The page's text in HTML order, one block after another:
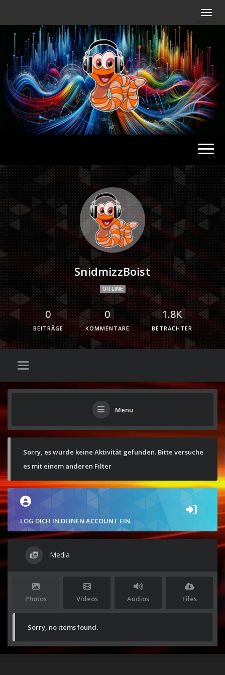
Radio
SnidmizzBoist
OFFLINE
0
BEITRÄGE
0
KOMMENTARE
1.8K
BETRACHTER
Menu
Sorry, es wurde keine Aktivität gefunden. Bitte versuche
es mit einem anderen Filter
LOG DICH IN DEINEN ACCOUNT EIN.
Media
Photos Videos Audios Files
Sorry, no items found.